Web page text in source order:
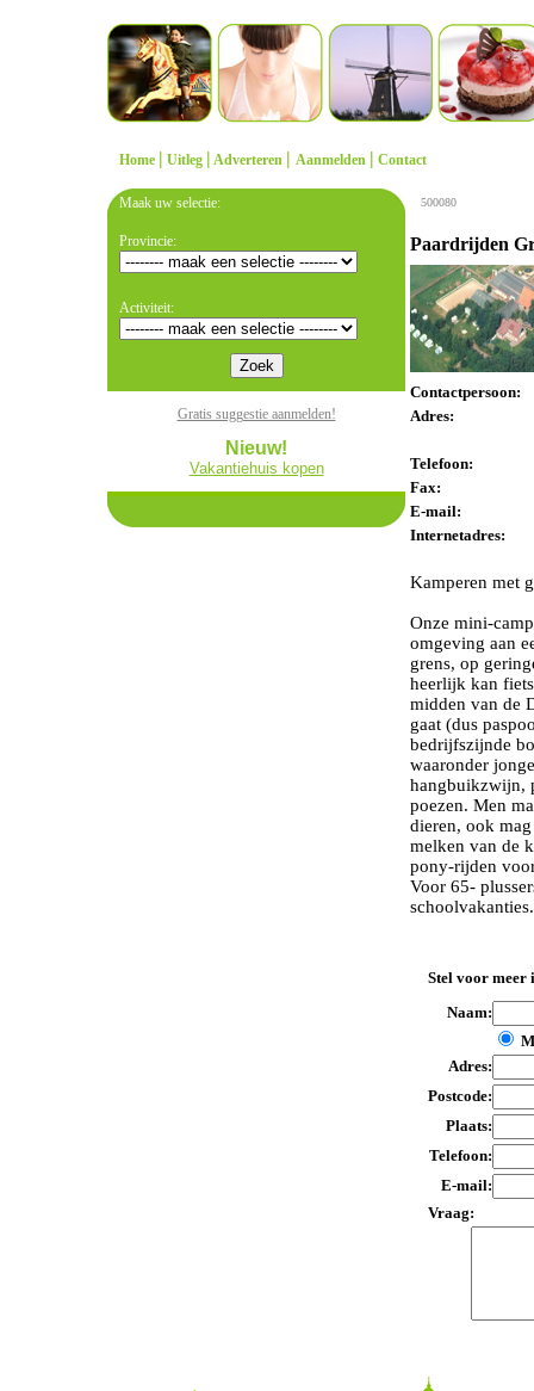
Home | Uitleg | Adverteren | Aanmelden | Contact
Maak uw selectie:
Provincie:
Activiteit:
Gratis suggestie aanmelden!
Nieuw!
Vakantiehuis kopen
500080
Paardrijden
Contactpersoon:
Adres:
Telefoon:
Fax:
E-mail:
Internetadres:
Kamperen met
Onze mini-
omgeving aan
grens, op
heerlijk kan
midden van de
gaat (dus
bedrijfszijnde
waaronder
hangbuikzwijn,
poezen. Men
dieren, ook
melken van de
pony-rijden
Voor 65-
schoolvakanties.
Stel voor meer
Naam:
Adres:
Postcode:
Plaats:
Telefoon:
E-mail:
Vraag: